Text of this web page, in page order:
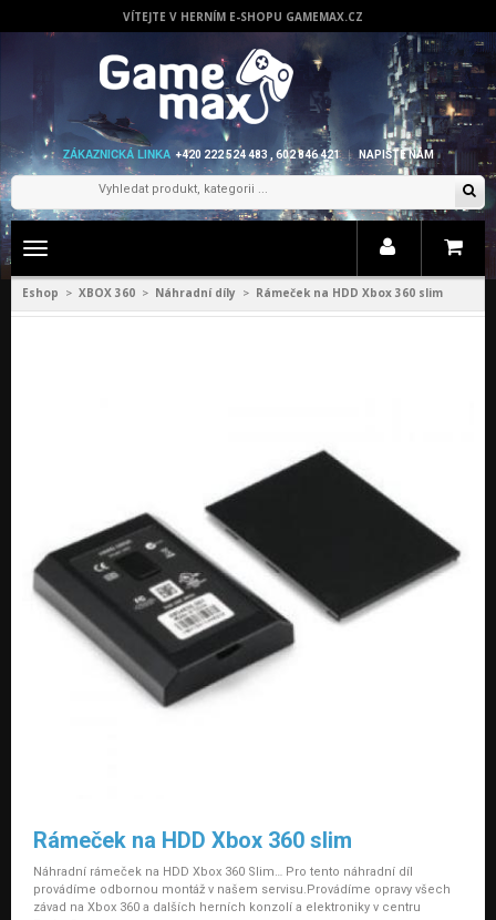
VÍTEJTE V HERNÍM E-SHOPU GAMEMAX.CZ
ZÁKAZNICKÁ LINKA +420 222 524 483 , 602 846 421 NAPIŠTE NÁM
Zobrazit
Eshop > XBOX 360 > Náhradní díly > Rámeček na HDD Xbox 360 slim
Rámeček na HDD Xbox 360 slim
Náhradní rámeček na HDD Xbox 360 Slim… Pro tento náhradní díl
provádíme odbornou montáž v našem servisu.Provádíme opravy všech
závad na Xbox 360 a dalších herních konzolí a elektroniky v centru